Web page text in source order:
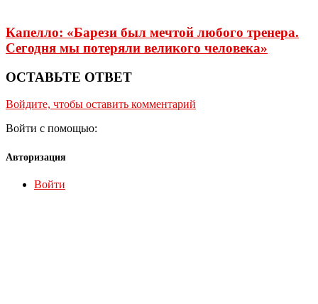
Капелло: «Барези был мечтой любого тренера.
Сегодня мы потеряли великого человека»
ОСТАВЬТЕ ОТВЕТ
Войдите, чтобы оставить комментарий
Войти с помощью:
Авторизация
Войти